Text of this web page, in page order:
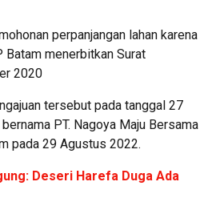
perpanjangan lahan karena
Batam menerbitkan Surat
2020
tersebut pada tanggal 27
PT. Nagoya Maju Bersama
pada 29 Agustus 2022.
Deseri Harefa Duga Ada